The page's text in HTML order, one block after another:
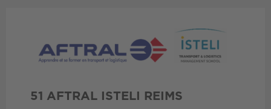
51 AFTRAL ISTELI REIMS